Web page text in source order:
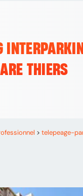
THIERS
> telepeage-